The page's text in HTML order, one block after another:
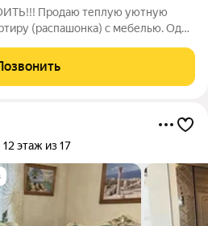
Продаю теплую уютную
(распашонка) с мебелью. Один
нет, собственность около
12 этаж из 17